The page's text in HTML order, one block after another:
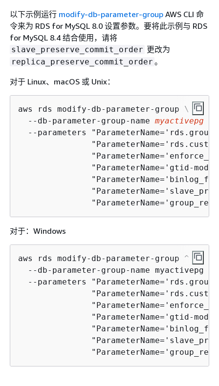
以下示例运行 modify-db-parameter-group AWS CLI 命
令来为 RDS for MySQL 8.0 设置参数。要将此示例与 RDS
for MySQL 8.4 结合使用，请将
slave_preserve_commit_order 更改为
replica_preserve_commit_order 。
对于 Linux、macOS 或 Unix：
aws rds modify-db-parameter-group \
  --db-parameter-group-name
myactivepg
--parameters
"ParameterName='gtid-
对于：Windows
aws rds modify-db-parameter-group ^
  --db-parameter-group-name myactivepg ^
--parameters
"ParameterName='gtid-